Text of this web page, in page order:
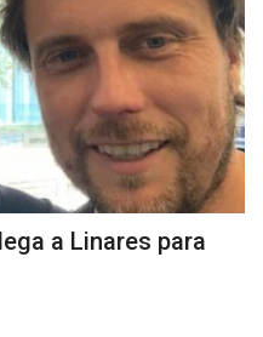
a Linares para